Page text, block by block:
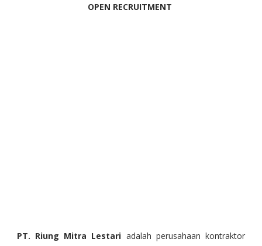
OPEN RECRUITMENT
PT. Riung Mitra Lestari adalah perusahaan kontraktor